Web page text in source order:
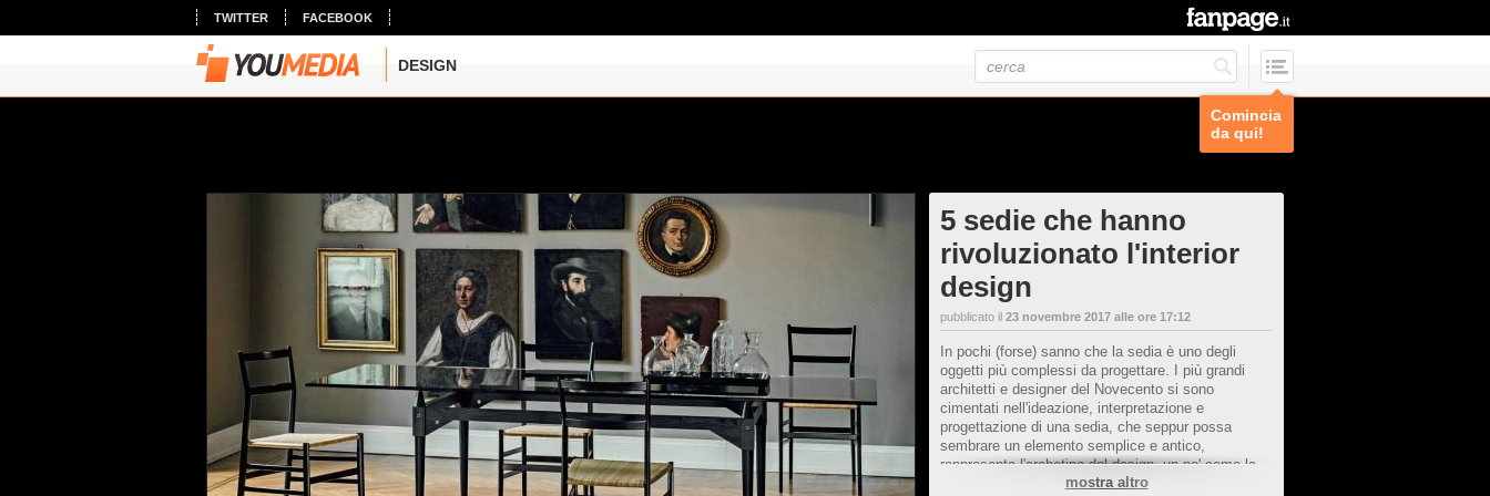
TWITTER FACEBOOK
DESIGN
Comincia
da qui!
5 sedie che hanno
rivoluzionato l'interior
design
pubblicato il 23 novembre 2017 alle ore 17:12
In pochi (forse) sanno che la sedia è uno degli
oggetti più complessi da progettare. I più grandi
architetti e designer del Novecento si sono
cimentati nell'ideazione, interpretazione e
progettazione di una sedia, che seppur possa
sembrare un elemento semplice e antico,
rappresenta l'archetipo del design, un po' come la
casa in architettura. Il Novecento è stato anche il
mostra altro